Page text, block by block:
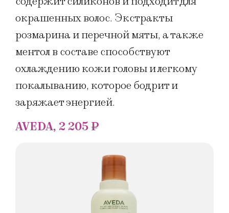
окрашенных волос. Экстракты
розмарина и перечной мяты, а также
ментол в составе способствуют
охлаждению кожи головы и легкому
покалыванию, которое бодрит и
заряжает энергией.
AVEDA, 2 205 ₽